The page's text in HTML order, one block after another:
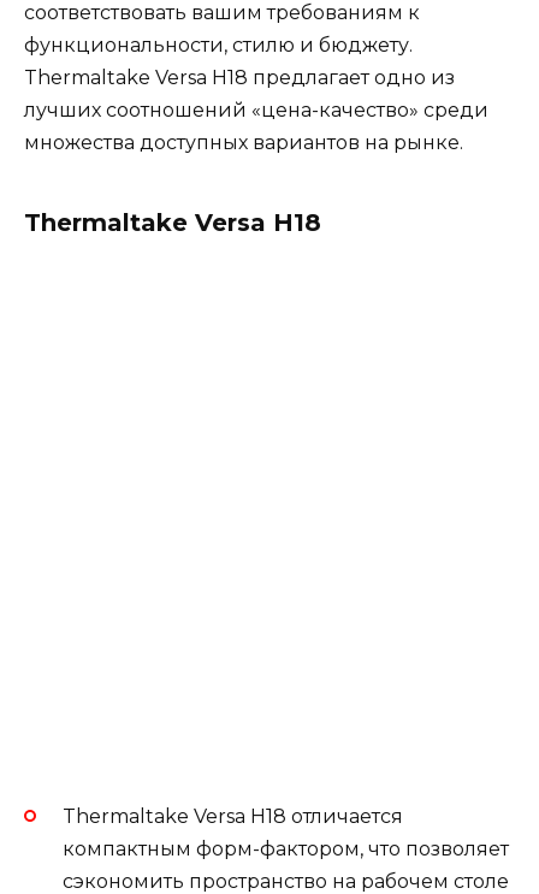
соответствовать вашим требованиям к
функциональности, стилю и бюджету.
Thermaltake Versa H18 предлагает одно из
лучших соотношений «цена-качество» среди
множества доступных вариантов на рынке.
Thermaltake Versa H18
Thermaltake Versa H18 отличается
компактным форм-фактором, что позволяет
сэкономить пространство на рабочем столе